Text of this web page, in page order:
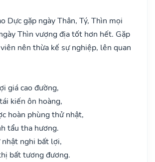
Dực gặp ngày Thân, Tý, Thìn mọi
Thìn vượng địa tốt hơn hết. Gặp
nên thừa kế sự nghiệp, lên quan
giá cao đường,
kiến ôn hoàng,
hoàn phùng thử nhật,
tẩu tha hương.
nghi bất lợi,
bất tương đương.